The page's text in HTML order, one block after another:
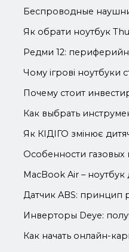
Беспроводные
Як обрати ноутбук
Редми 12:
Чому ігрові ноутбуки
Почему стоит
Как выбрать
Як КІДІГО змінює
Особенности газовых
MacBook Air – ноутбук
Датчик ABS: принцип
Инверторы Deye:
Как начать онлайн-